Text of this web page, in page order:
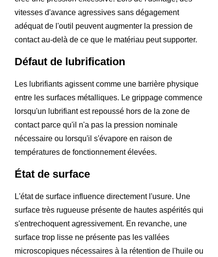
vitesses d'avance agressives sans dégagement
adéquat de l'outil peuvent augmenter la pression de
contact au-delà de ce que le matériau peut supporter.
Défaut de lubrification
Les lubrifiants agissent comme une barrière physique
entre les surfaces métalliques. Le grippage commence
lorsqu'un lubrifiant est repoussé hors de la zone de
contact parce qu'il n'a pas la pression nominale
nécessaire ou lorsqu'il s'évapore en raison de
températures de fonctionnement élevées.
État de surface
L'état de surface influence directement l'usure. Une
surface très rugueuse présente de hautes aspérités qui
s'entrechoquent agressivement. En revanche, une
surface trop lisse ne présente pas les vallées
microscopiques nécessaires à la rétention de l'huile ou